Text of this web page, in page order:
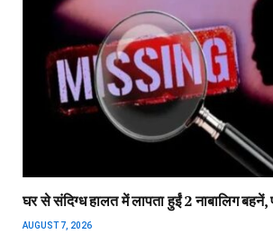
घर से संदिग्ध हालत में लापता हुईं 2 नाबालिग बहनें,
AUGUST 7, 2026